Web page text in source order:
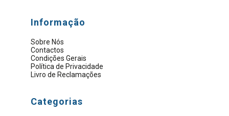
Informação
Sobre Nós
Contactos
Condições Gerais
Política de Privacidade
Livro de Reclamações
Categorias